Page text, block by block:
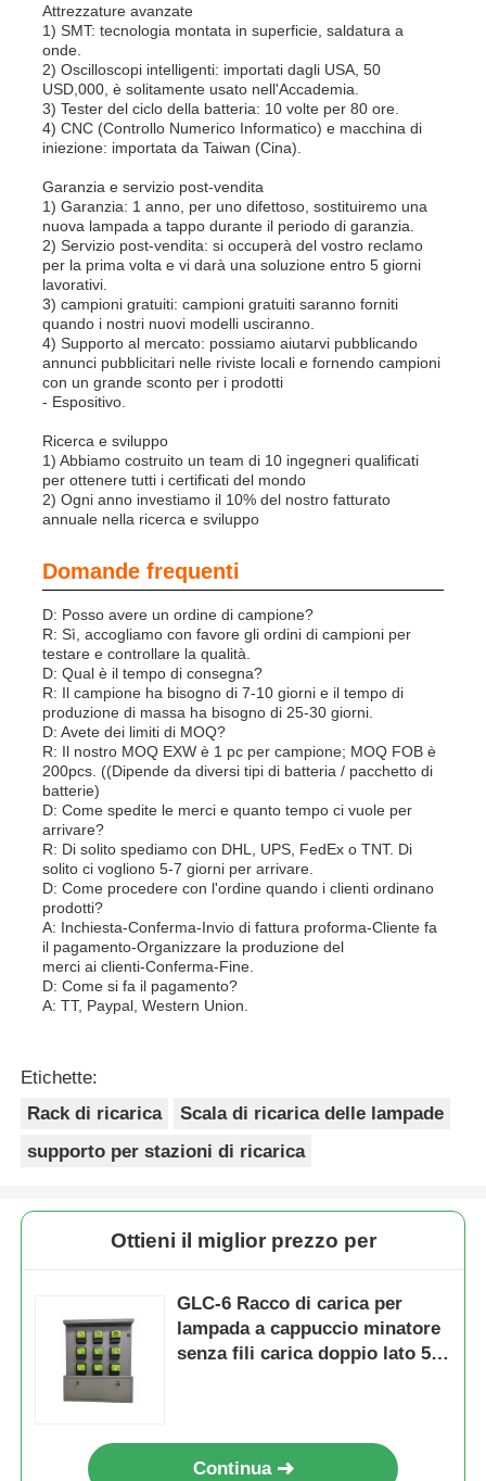
Attrezzature avanzate
1) SMT: tecnologia montata in superficie, saldatura a
onde.
2) Oscilloscopi intelligenti: importati dagli USA, 50
USD,000, è solitamente usato nell'Accademia.
3) Tester del ciclo della batteria: 10 volte per 80 ore.
4) CNC (Controllo Numerico Informatico) e macchina di
iniezione: importata da Taiwan (Cina).
Garanzia e servizio post-vendita
1) Garanzia: 1 anno, per uno difettoso, sostituiremo una
nuova lampada a tappo durante il periodo di garanzia.
2) Servizio post-vendita: si occuperà del vostro reclamo
per la prima volta e vi darà una soluzione entro 5 giorni
lavorativi.
3) campioni gratuiti: campioni gratuiti saranno forniti
quando i nostri nuovi modelli usciranno.
4) Supporto al mercato: possiamo aiutarvi pubblicando
annunci pubblicitari nelle riviste locali e fornendo campioni
con un grande sconto per i prodotti
- Espositivo.
Ricerca e sviluppo
1) Abbiamo costruito un team di 10 ingegneri qualificati
per ottenere tutti i certificati del mondo
2) Ogni anno investiamo il 10% del nostro fatturato
annuale nella ricerca e sviluppo
Domande frequenti
D: Posso avere un ordine di campione?
R: Sì, accogliamo con favore gli ordini di campioni per
testare e controllare la qualità.
D: Qual è il tempo di consegna?
R: Il campione ha bisogno di 7-10 giorni e il tempo di
produzione di massa ha bisogno di 25-30 giorni.
D: Avete dei limiti di MOQ?
R: Il nostro MOQ EXW è 1 pc per campione; MOQ FOB è
200pcs. ((Dipende da diversi tipi di batteria / pacchetto di
batterie)
D: Come spedite le merci e quanto tempo ci vuole per
arrivare?
R: Di solito spediamo con DHL, UPS, FedEx o TNT. Di
solito ci vogliono 5-7 giorni per arrivare.
D: Come procedere con l'ordine quando i clienti ordinano
prodotti?
A: Inchiesta-Conferma-Invio di fattura proforma-Cliente fa
il pagamento-Organizzare la produzione del
merci ai clienti-Conferma-Fine.
D: Come si fa il pagamento?
A: TT, Paypal, Western Union.
Etichette:
Rack di ricarica
Scala di ricarica delle lampade
supporto per stazioni di ricarica
Ottieni il miglior prezzo per
GLC-6 Racco di carica per
lampada a cappuccio minatore
senza fili carica doppio lato 5V
Continua